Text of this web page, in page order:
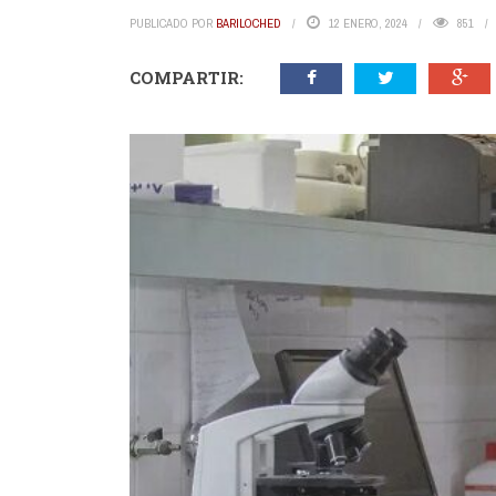
PUBLICADO POR BARILOCHED 12 ENERO, 2024 851
COMPARTIR: